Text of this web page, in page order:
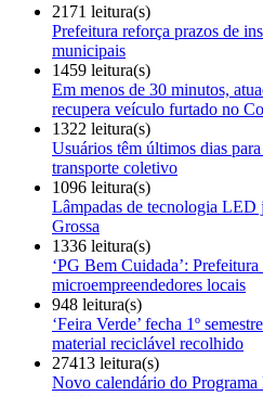
2171 leitura(s)
Prefeitura reforça prazos de
municipais
1459 leitura(s)
Em menos de 30 minutos,
recupera veículo furtado no
1322 leitura(s)
Usuários têm últimos dias
transporte coletivo
1096 leitura(s)
Lâmpadas de tecnologia LED
Grossa
1336 leitura(s)
‘PG Bem Cuidada’:
microempreendedores locais
948 leitura(s)
‘Feira Verde’ fecha 1º
material reciclável recolhido
27413 leitura(s)
Novo calendário do Programa